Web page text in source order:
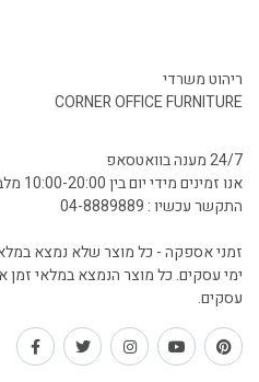
ריהוט משרדי
CORNER OFFICE FURNITURE
24/7 מענה בוואטסאפ
אנו זמינים מידי יום בין 10:00-20:00 מלבד שישי
התקשר עכשיו : 04-8889889
עסקים.